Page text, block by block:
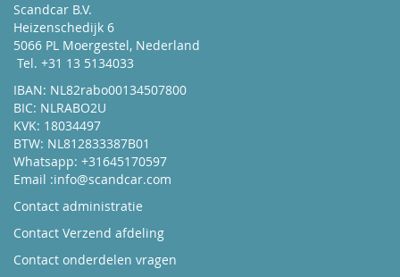
Scandcar B.V.
Heizenschedijk 6
5066 PL Moergestel, Nederland
Tel. +31 13 5134033
IBAN: NL82rabo00134507800
BIC: NLRABO2U
KVK: 18034497
BTW: NL812833387B01
Whatsapp: +31645170597
Email :info@scandcar.com
Contact administratie
Contact Verzend afdeling
Contact onderdelen vragen